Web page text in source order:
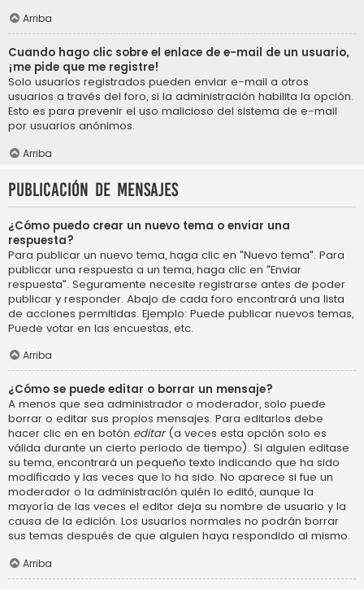
Arriba
Cuando hago clic sobre el enlace de e-mail de un usuario,
¡me pide que me registre!
Solo usuarios registrados pueden enviar e-mail a otros
usuarios a través del foro, si la administración habilita la opción.
Esto es para prevenir el uso malicioso del sistema de e-mail
por usuarios anónimos.
Arriba
Publicación de mensajes
¿Cómo puedo crear un nuevo tema o enviar una
respuesta?
Para publicar un nuevo tema, haga clic en "Nuevo tema". Para
publicar una respuesta a un tema, haga clic en "Enviar
respuesta". Seguramente necesite registrarse antes de poder
publicar y responder. Abajo de cada foro encontrará una lista
de acciones permitidas. Ejemplo: Puede publicar nuevos temas,
Puede votar en las encuestas, etc.
Arriba
¿Cómo se puede editar o borrar un mensaje?
A menos que sea administrador o moderador, solo puede
borrar o editar sus propios mensajes. Para editarlos debe
hacer clic en en botón editar(a veces esta opción solo es
válida durante un cierto periodo de tiempo). Si alguien editase
su tema, encontrará un pequeño texto indicando que ha sido
modificado y las veces que lo ha sido. No aparece si fue un
moderador o la administración quién lo editó, aunque la
mayoría de las veces el editor deja su nombre de usuario y la
causa de la edición. Los usuarios normales no podrán borrar
sus temas después de que alguien haya respondido al mismo.
Arriba